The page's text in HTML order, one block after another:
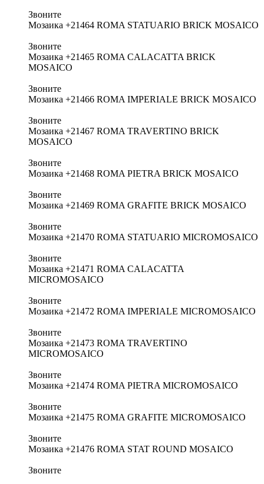
Звоните
Мозаика +21464 ROMA STATUARIO BRICK MOSAICO
Звоните
Мозаика +21465 ROMA CALACATTA BRICK
MOSAICO
Звоните
Мозаика +21466 ROMA IMPERIALE BRICK MOSAICO
Звоните
Мозаика +21467 ROMA TRAVERTINO BRICK
MOSAICO
Звоните
Мозаика +21468 ROMA PIETRA BRICK MOSAICO
Звоните
Мозаика +21469 ROMA GRAFITE BRICK MOSAICO
Звоните
Мозаика +21470 ROMA STATUARIO MICROMOSAICO
Звоните
Мозаика +21471 ROMA CALACATTA
MICROMOSAICO
Звоните
Мозаика +21472 ROMA IMPERIALE MICROMOSAICO
Звоните
Мозаика +21473 ROMA TRAVERTINO
MICROMOSAICO
Звоните
Мозаика +21474 ROMA PIETRA MICROMOSAICO
Звоните
Мозаика +21475 ROMA GRAFITE MICROMOSAICO
Звоните
Мозаика +21476 ROMA STAT ROUND MOSAICO
Звоните